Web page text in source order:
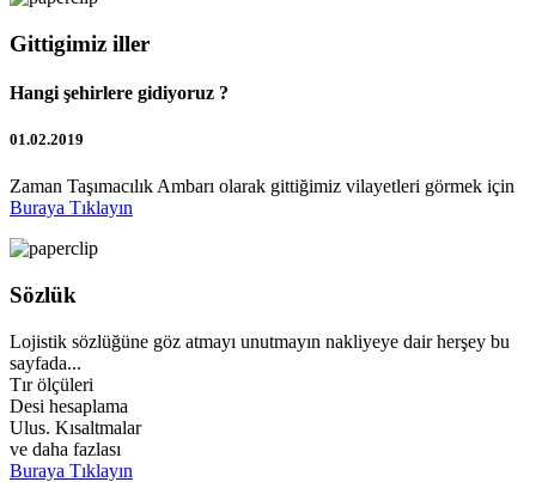
Gittigimiz iller
Hangi şehirlere gidiyoruz ?
01.02.2019
Zaman Taşımacılık Ambarı olarak gittiğimiz vilayetleri görmek için
Buraya Tıklayın
Sözlük
Lojistik sözlüğüne göz atmayı unutmayın nakliyeye dair herşey bu
sayfada...
Tır ölçüleri
Desi hesaplama
Ulus. Kısaltmalar
ve daha fazlası
Buraya Tıklayın